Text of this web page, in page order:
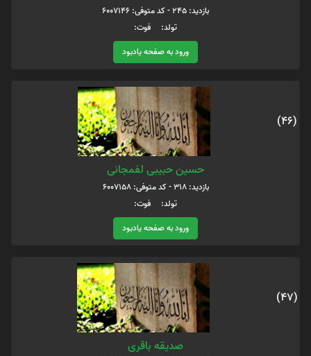
بازدید: 245 - کد متوفی: 6007146
تولد: فوت:
ورود به صفحه یادبود
(46)
حسین حبیبی لفمجانی
بازدید: 318 - کد متوفی: 6007158
تولد: فوت:
ورود به صفحه یادبود
(47)
صدیقه باقری